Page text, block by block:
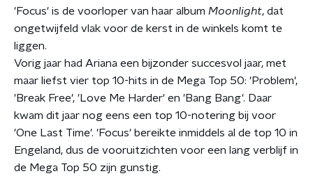
'Focus' is de voorloper van haar album Moonlight, dat
ongetwijfeld vlak voor de kerst in de winkels komt te
liggen.
Vorig jaar had Ariana een bijzonder succesvol jaar, met
maar liefst vier top 10-hits in de Mega Top 50: 'Problem',
'Break Free', 'Love Me Harder' en 'Bang Bang'. Daar
kwam dit jaar nog eens een top 10-notering bij voor
'One Last Time'. 'Focus' bereikte inmiddels al de top 10 in
Engeland, dus de vooruitzichten voor een lang verblijf in
de Mega Top 50 zijn gunstig.